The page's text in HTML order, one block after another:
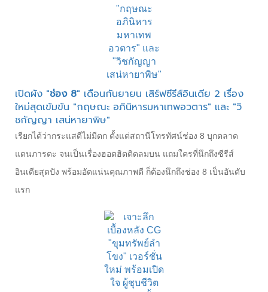
เปิดผัง "ช่อง 8" เดือนกันยายน เสิร์ฟซีรีส์อินเดีย 2 เรื่อง
ใหม่สุดเข้มข้น "กฤษณะ อภินิหารมหาเทพอวตาร" และ "วิ
ชกัญญา เสน่หายาพิษ"
เรียกได้ว่ากระแสดีไม่มีตก ตั้งแต่สถานีโทรทัศน์ช่อง 8 บุกตลาด
แดนภารตะ จนเป็นเรื่องฮอตฮิตติดลมบน แถมใครที่นึกถึงซีรีส์
อินเดียสุดปัง พร้อมอัดแน่นคุณภาพดี ก็ต้องนึกถึงช่อง 8 เป็นอันดับ
แรก